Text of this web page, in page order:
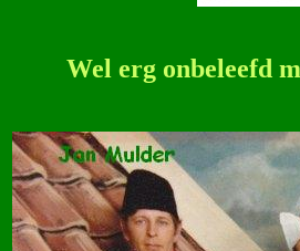
Wel erg onbeleefd